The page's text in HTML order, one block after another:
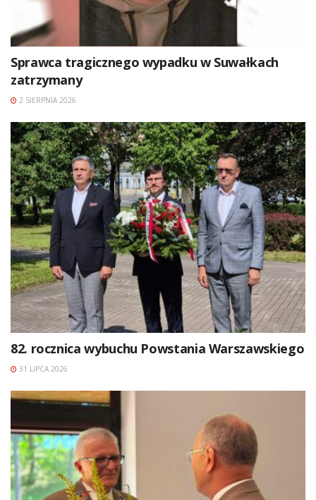
Sprawca tragicznego wypadku w Suwałkach
zatrzymany
2 SIERPNIA 2026
82. rocznica wybuchu Powstania Warszawskiego
31 LIPCA 2026